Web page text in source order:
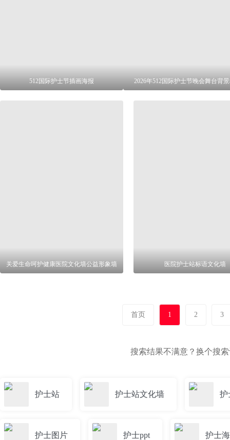
512国际护士节插画海报 2026年512国际护士节晚会舞台背
关爱生命呵护健康医院文化墙公益形象墙 医院护士站标语文化墙
首页 1 2 3
搜索结果不满意？换个搜
护士站 护士站文化墙 护
护士图片 护士ppt 护士